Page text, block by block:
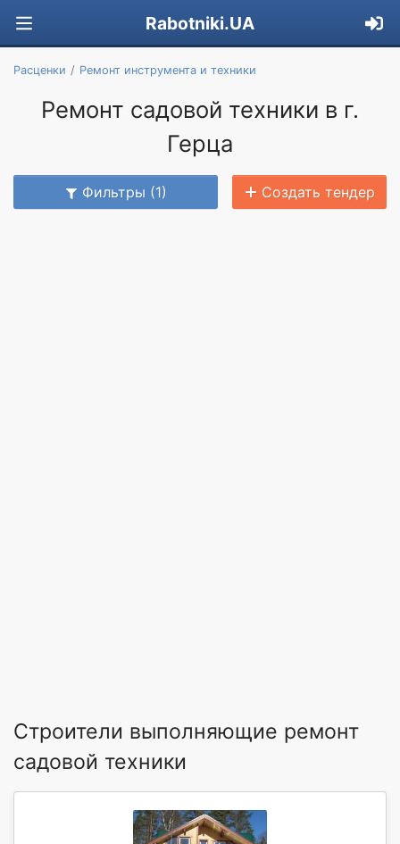
Rabotniki.UA
Расценки Ремонт инструмента и техники
Ремонт садовой техники в г.
Герца
Фильтры (1) Создать тендер
Строители выполняющие ремонт
садовой техники